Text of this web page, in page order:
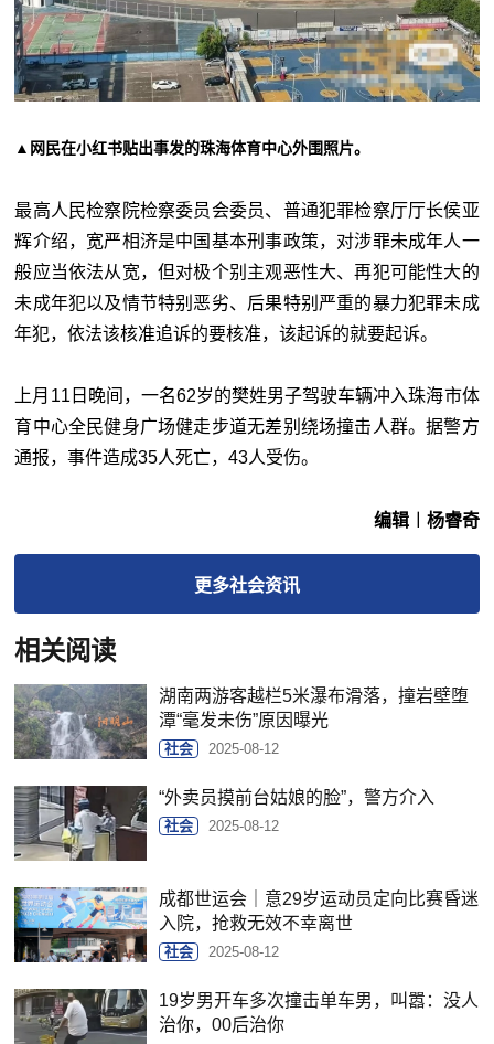
▲网民在小红书贴出事发的珠海体育中心外围照片。
最高人民检察院检察委员会委员、普通犯罪检察厅厅长侯亚
辉介绍，宽严相济是中国基本刑事政策，对涉罪未成年人一
般应当依法从宽，但对极个别主观恶性大、再犯可能性大的
未成年犯以及情节特别恶劣、后果特别严重的暴力犯罪未成
年犯，依法该核准追诉的要核准，该起诉的就要起诉。
上月11日晚间，一名62岁的樊姓男子驾驶车辆冲入珠海市体
育中心全民健身广场健走步道无差别绕场撞击人群。据警方
通报，事件造成35人死亡，43人受伤。
编辑︱杨睿奇
更多社会资讯
相关阅读
湖南两游客越栏5米瀑布滑落，撞岩壁堕
潭“毫发未伤”原因曝光
社会 2025-08-12
“外卖员摸前台姑娘的脸”，警方介入
社会 2025-08-12
成都世运会｜意29岁运动员定向比赛昏迷
入院，抢救无效不幸离世
社会 2025-08-12
19岁男开车多次撞击单车男，叫嚣：没人
治你，00后治你